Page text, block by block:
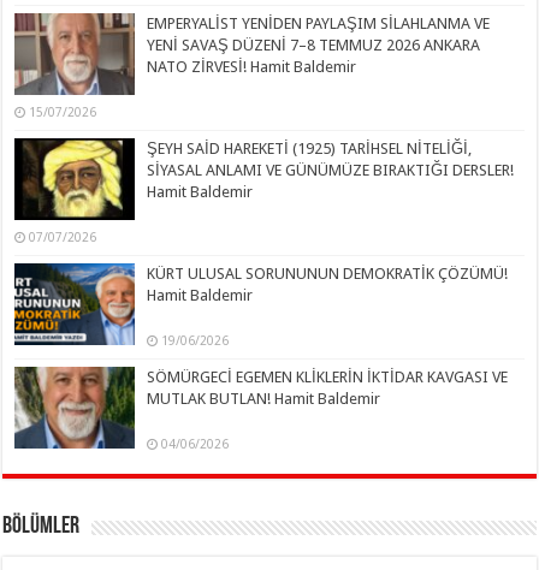
EMPERYALİST YENİDEN PAYLAŞIM SİLAHLANMA VE
YENİ SAVAŞ DÜZENİ 7–8 TEMMUZ 2026 ANKARA
NATO ZİRVESİ! Hamit Baldemir
15/07/2026
ŞEYH SAİD HAREKETİ (1925) TARİHSEL NİTELİĞİ,
SİYASAL ANLAMI VE GÜNÜMÜZE BIRAKTIĞI DERSLER!
Hamit Baldemir
07/07/2026
KÜRT ULUSAL SORUNUNUN DEMOKRATİK ÇÖZÜMÜ!
Hamit Baldemir
19/06/2026
SÖMÜRGECİ EGEMEN KLİKLERİN İKTİDAR KAVGASI VE
MUTLAK BUTLAN! Hamit Baldemir
04/06/2026
Bölümler